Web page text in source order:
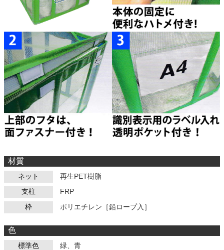
材質
ネット
再生PET樹脂
支柱
FRP
枠
ポリエチレン［鉛ロープ入］
色
標準色
緑、青